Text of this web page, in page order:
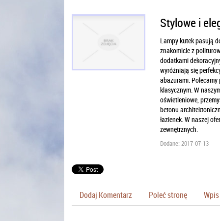
Stylowe i
Lampy kutek pasują
znakomicie z
dodatkami
wyróżniają się
abażurami.
klasycznym. W
oświetleniowe,
betonu
łazienek. W naszej
zewnętrznych.
Dodane: 2017-07-13
Dodaj Komentarz Poleć stronę